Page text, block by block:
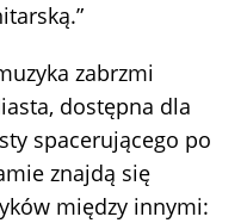
zabrzmi
dostępna dla
spacerującego po
znajdą się
między innymi: